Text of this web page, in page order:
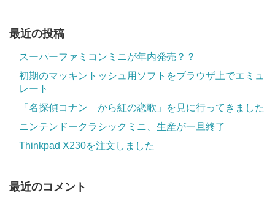
最近の投稿
スーパーファミコンミニが年内発売？？
初期のマッキントッシュ用ソフトをブラウザ上でエミュ
レート
「名探偵コナン から紅の恋歌」を見に行ってきました
ニンテンドークラシックミニ、生産が一旦終了
Thinkpad X230を注文しました
最近のコメント